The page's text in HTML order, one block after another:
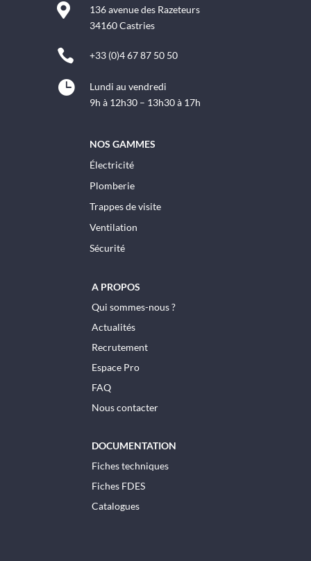

136 avenue des Razeteurs
34160 Castries
 +33 (0)4 67 87 50 50

Lundi au vendredi
9h à 12h30 – 13h30 à 17h
NOS GAMMES
Électricité
Plomberie
Trappes de visite
Ventilation
Sécurité
A PROPOS
Qui sommes-nous ?
Actualités
Recrutement
Espace Pro
FAQ
Nous contacter
DOCUMENTATION
Fiches techniques
Fiches FDES
Catalogues